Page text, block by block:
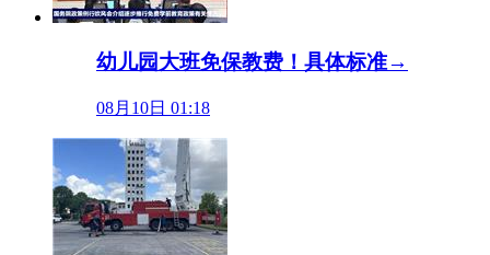
幼儿园大班免保教费！具体标准→
08月10日 01:18